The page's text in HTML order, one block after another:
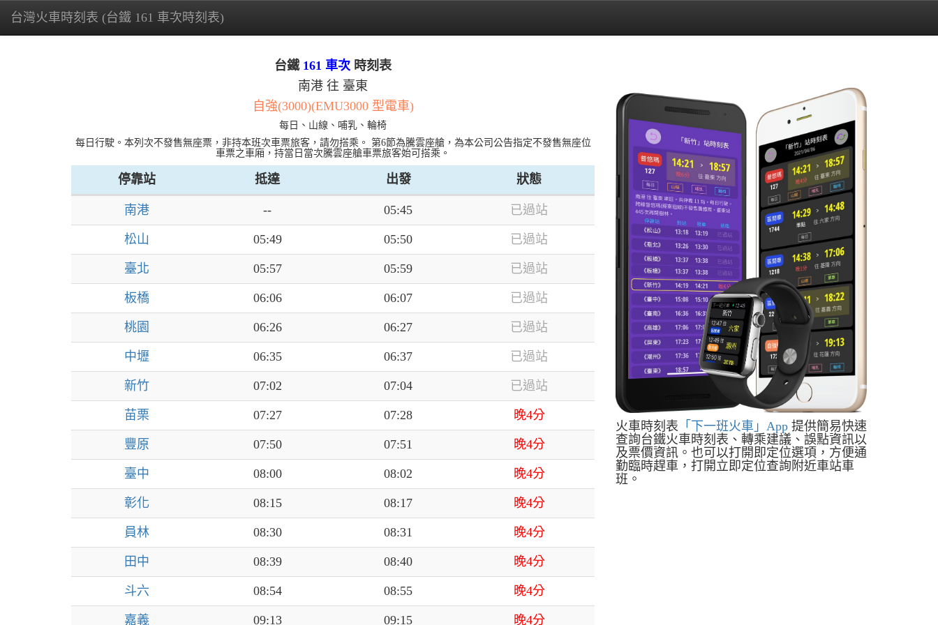
台灣火車時刻表 (台鐵 161 車次時刻表)
台鐵161 車次時刻表
南港 往 臺東
自強(3000)(EMU3000 型電車)
每日、山線、哺乳、輪椅
每日行駛。本列次不發售無座票，非持本班次車票旅客，請勿搭乘。 第6節為騰雲座艙，為本公司公告指定不發售無座位
車票之車廂，持當日當次騰雲座艙車票旅客始可搭乘。
停靠站 抵達 出發 狀態
南港 -- 05:45 已過站
松山 05:49 05:50 已過站
臺北 05:57 05:59 已過站
板橋 06:06 06:07 已過站
桃園 06:26 06:27 已過站
中壢 06:35 06:37 已過站
新竹 07:02 07:04 已過站
苗栗 07:27 07:28 晚4分
豐原 07:50 07:51 晚4分
臺中 08:00 08:02 晚4分
彰化 08:15 08:17 晚4分
員林 08:30 08:31 晚4分
田中 08:39 08:40 晚4分
斗六 08:54 08:55 晚4分
嘉義 09:13 09:15 晚4分
火車時刻表 「下一班火車」App 提供簡易快速
查詢台鐵火車時刻表、轉乘建議、誤點資訊以
及票價資訊。也可以打開即定位選項，方便通
勤臨時趕車，打開立即定位查詢附近車站車
班。